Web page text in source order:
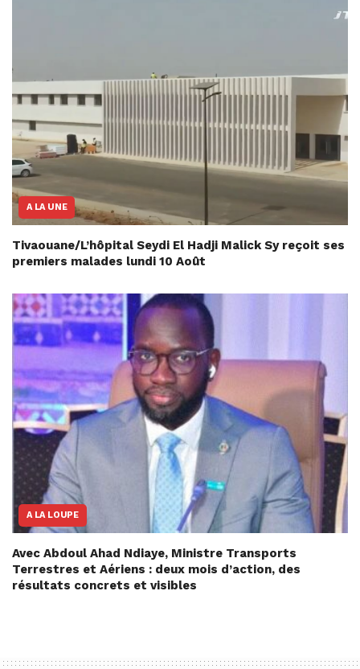
A LA UNE
Tivaouane/L’hôpital Seydi El Hadji Malick Sy reçoit ses
premiers malades lundi 10 Août
A LA LOUPE
Avec Abdoul Ahad Ndiaye, Ministre Transports
Terrestres et Aériens : deux mois d’action, des
résultats concrets et visibles